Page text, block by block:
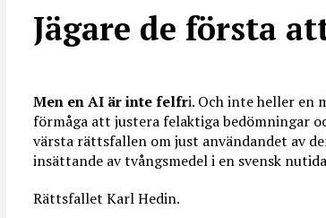
Jägare de första
Men en AI är inte felfri. Och inte heller en
förmåga att justera felaktiga bedömningar
värsta rättsfallen om just användandet av
insättande av tvångsmedel i en svensk
Rättsfallet Karl Hedin.